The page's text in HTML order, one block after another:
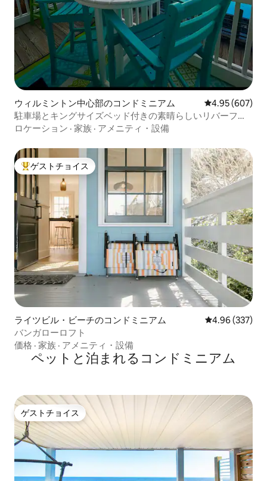
ウィルミントン中心部のコンドミニアム レビュー607
4.95 (607)
駐車場とキングサイズベッド付きの素晴らしいリバーフロ
ント！
ロケーション · 家族 · アメニティ・設備
大好評のゲストチョイスです。
ゲストチョイス
ライツビル・ビーチのコンドミニアム レビュー337
4.96 (337)
バンガローロフト
価格 · 家族 · アメニティ・設備
ペットと泊まれるコンドミニアム
ゲストチョイス
ゲストチョイス